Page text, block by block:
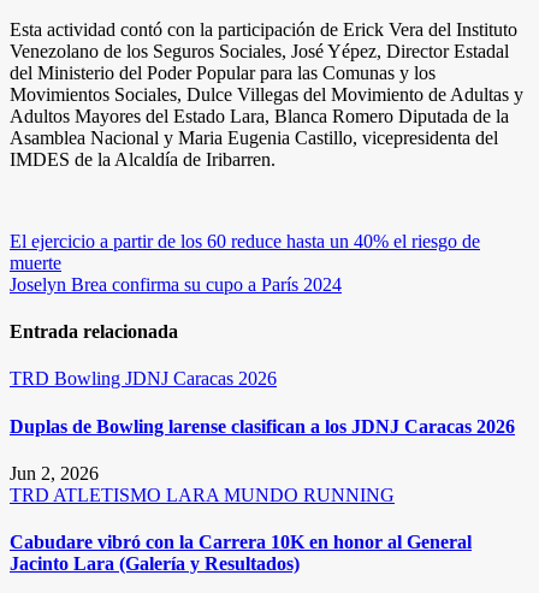
Esta actividad contó con la participación de Erick Vera del Instituto
Venezolano de los Seguros Sociales, José Yépez, Director Estadal
del Ministerio del Poder Popular para las Comunas y los
Movimientos Sociales, Dulce Villegas del Movimiento de Adultas y
Adultos Mayores del Estado Lara, Blanca Romero Diputada de la
Asamblea Nacional y Maria Eugenia Castillo, vicepresidenta del
IMDES de la Alcaldía de Iribarren.
Navegación
de
El ejercicio a partir de los 60 reduce hasta un 40% el riesgo de
muerte
Joselyn Brea confirma su cupo a París 2024
Entrada relacionada
TRD Bowling JDNJ Caracas 2026
Duplas de Bowling larense clasifican a los JDNJ Caracas 2026
Jun 2, 2026
TRD ATLETISMO LARA MUNDO RUNNING
Cabudare vibró con la Carrera 10K en honor al General
Jacinto Lara (Galería y Resultados)